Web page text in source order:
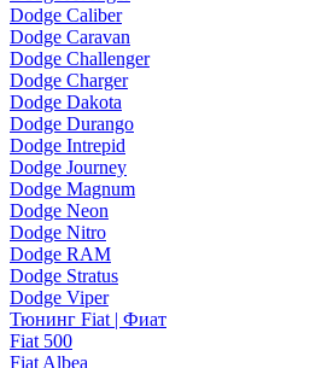
Dodge Caliber
Dodge Caravan
Dodge Challenger
Dodge Charger
Dodge Dakota
Dodge Durango
Dodge Intrepid
Dodge Journey
Dodge Magnum
Dodge Neon
Dodge Nitro
Dodge RAM
Dodge Stratus
Dodge Viper
Тюнинг Fiat | Фиат
Fiat 500
Fiat Albea